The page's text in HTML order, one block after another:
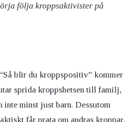
följa kroppsaktivister på
blir du kroppspositiv” kommer
sprida kroppshetsen till familj,
inte minst just barn. Dessutom
får prata om andras kroppar,